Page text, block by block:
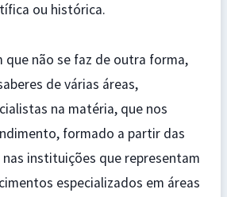
ou histórica.
que não se faz de outra forma,
de várias áreas,
na matéria, que nos
formado a partir das
nas instituições que representam
especializados em áreas